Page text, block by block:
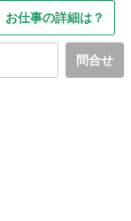
お仕事の詳細は？
問合せ